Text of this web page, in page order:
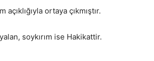
ortaya çıkmıştır.
soykırım ise Hakikattir.